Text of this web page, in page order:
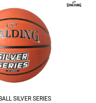
SILVER SERIES